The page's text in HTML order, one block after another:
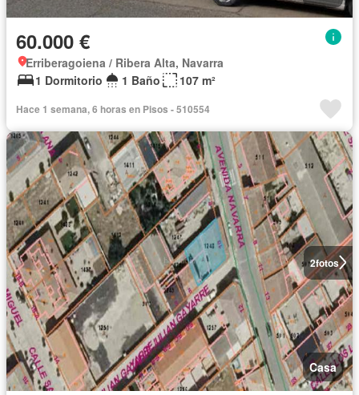
60.000 €
Erriberagoiena / Ribera Alta, Navarra
1 Dormitorio
1 Baño 107 m²
Hace 1 semana, 6 horas en Pisos - 510554
2fotos
Casa